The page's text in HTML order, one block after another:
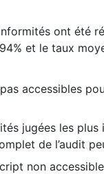
ont été
et le taux
accessibles
jugées les
de l’audit
non